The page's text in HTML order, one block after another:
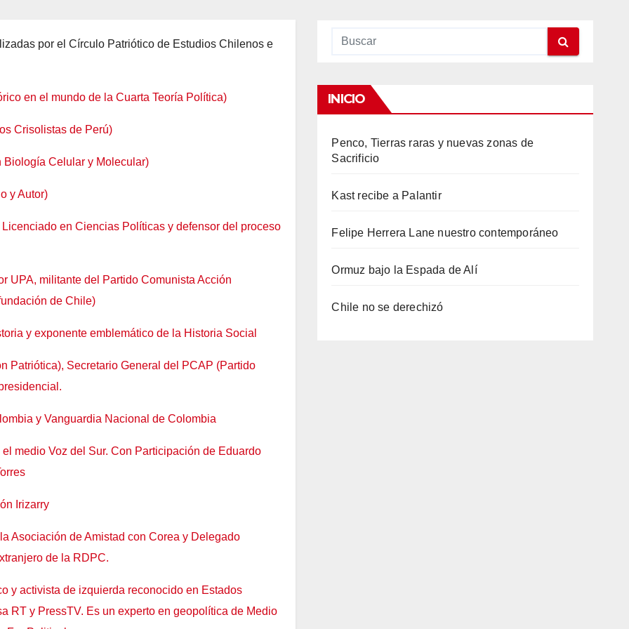
por el Círculo Patriótico de Estudios Chilenos e
en el mundo de la Cuarta Teoría Política)
Crisolistas de Perú)
Biología Celular y Molecular)
y Autor)
en Ciencias Políticas y defensor del proceso
UPA, militante del Partido Comunista Acción
de Chile)
y exponente emblemático de la Historia Social
Patriótica), Secretario General del PCAP (Partido
y Vanguardia Nacional de Colombia
medio Voz del Sur. Con Participación de Eduardo
Irizarry
Asociación de Amistad con Corea y Delegado
de la RDPC.
y activista de izquierda reconocido en Estados
RT y PressTV. Es un experto en geopolítica de Medio
INICIO
Penco, Tierras raras y nuevas zonas de
Sacrificio
Kast recibe a Palantir
Felipe Herrera Lane nuestro contemporáneo
Ormuz bajo la Espada de Alí
Chile no se derechizó